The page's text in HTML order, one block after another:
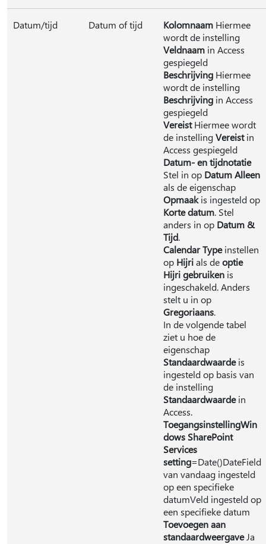
Datum/tijd Datum of tijd Kolomnaam Hiermee
wordt de instelling
Veldnaam in Access
gespiegeld
Beschrijving Hiermee
wordt de instelling
Beschrijving in Access
gespiegeld
VereistHiermee wordt
de instellingVereistin
Access gespiegeld
Datum- en tijdnotatie
Stel in op Datum Alleen
als de eigenschap
Opmaakis ingesteld op
Korte datum. Stel
anders in op Datum &
Tijd.
Calendar Typeinstellen
op Hijrials deoptie
Hijri gebruiken is
ingeschakeld. Anders
stelt u in op
Gregoriaans.
In de volgende tabel
ziet u hoe de
eigenschap
Standaardwaardeis
ingesteld op basis van
de instelling
Standaardwaardein
Access.
ToegangsinstellingWin
dows SharePoint
Services
setting=Date()DateField
van vandaag ingesteld
op een specifieke
datumVeld ingesteld op
een specifieke datum
Toevoegen aan
standaardweergaveJa